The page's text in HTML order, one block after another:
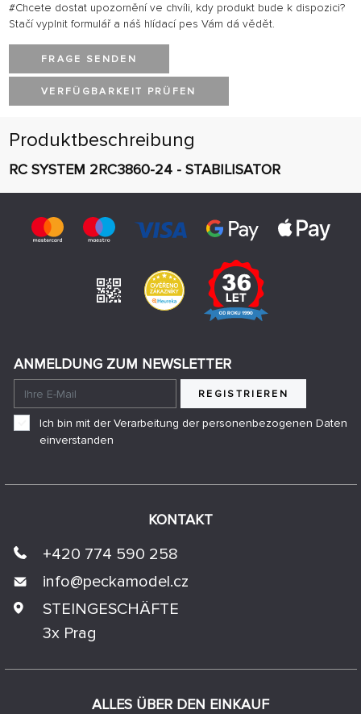
#Chcete dostat upozornění ve chvíli, kdy produkt bude k dispozici?
Stačí vyplnit formulář a náš hlídací pes Vám dá vědět.
FRAGE SENDEN
VERFÜGBARKEIT PRÜFEN
Produktbeschreibung
RC SYSTEM 2RC3860-24 - STABILISATOR
ALLES ÜBER DEN EINKAUF
KONTAKT
+420 774 590 258
info@peckamodel.cz
STEINGESCHÄFTE
3x Prag
ANMELDUNG ZUM NEWSLETTER
REGISTRIEREN
Ich bin mit der Verarbeitung der personenbezogenen Daten
einverstanden